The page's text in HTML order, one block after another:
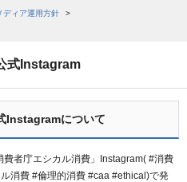
ディア運用方針
>
式Instagram
Instagramについて
者庁エシカル消費」Instagram( #消費
消費 #倫理的消費 #caa #ethical)で発